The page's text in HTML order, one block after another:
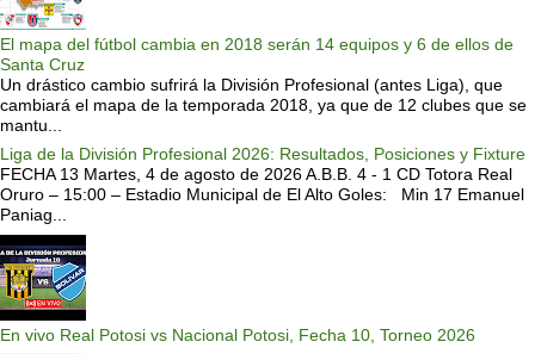
El mapa del fútbol cambia en 2018 serán 14 equipos y 6 de ellos de
Santa Cruz
Un drástico cambio sufrirá la División Profesional (antes Liga), que
cambiará el mapa de la temporada 2018, ya que de 12 clubes que se
mantu...
Liga de la División Profesional 2026: Resultados, Posiciones y Fixture
FECHA 13 Martes, 4 de agosto de 2026 A.B.B. 4 - 1 CD Totora Real
Oruro – 15:00 – Estadio Municipal de El Alto Goles: Min 17 Emanuel
Paniag...
En vivo Real Potosi vs Nacional Potosi, Fecha 10, Torneo 2026